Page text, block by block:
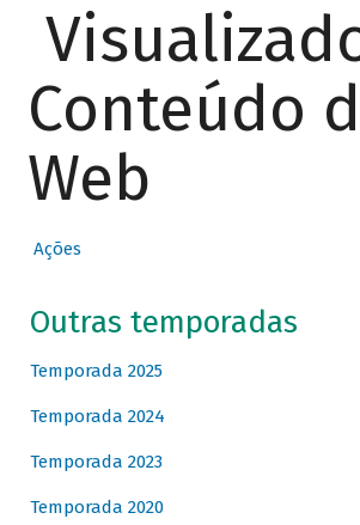
Conteúdo
Web
Ações
Outras temporadas
Temporada 2025
Temporada 2024
Temporada 2023
Temporada 2020